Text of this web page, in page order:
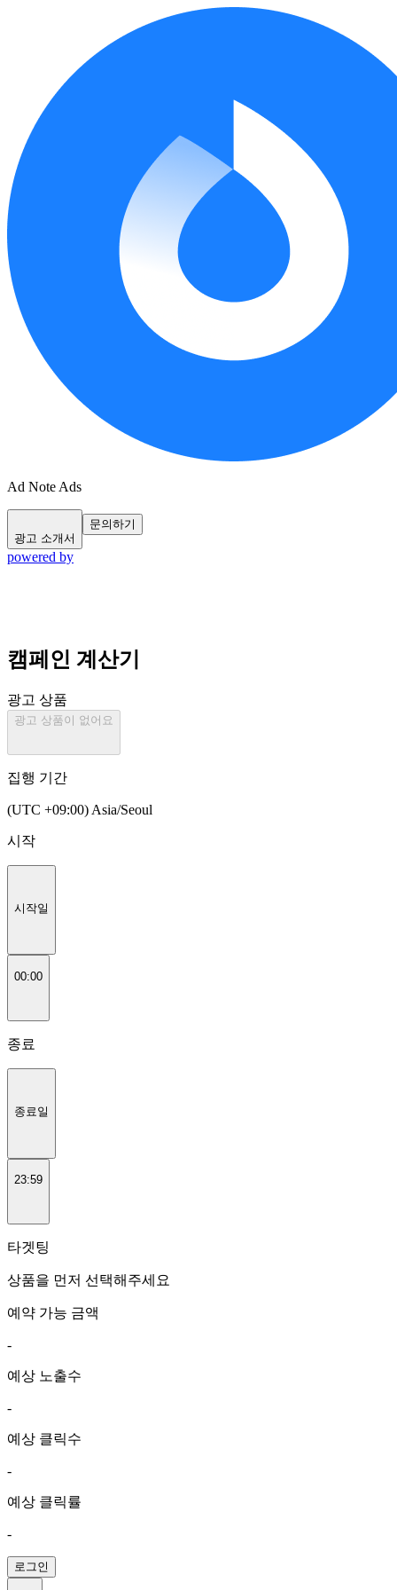
Ad Note Ads
광고 소개서
문의하기
powered by
캠페인 계산기
광고 상품
광고 상품이 없어요
집행 기간
(UTC +09:00) Asia/Seoul
시작
시작일
00:00
종료
종료일
23:59
타겟팅
상품을 먼저 선택해주세요
예약 가능 금액
-
예상 노출수
-
예상 클릭수
-
예상 클릭률
-
로그인